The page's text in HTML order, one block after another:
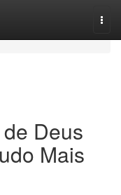
Deus
Mais